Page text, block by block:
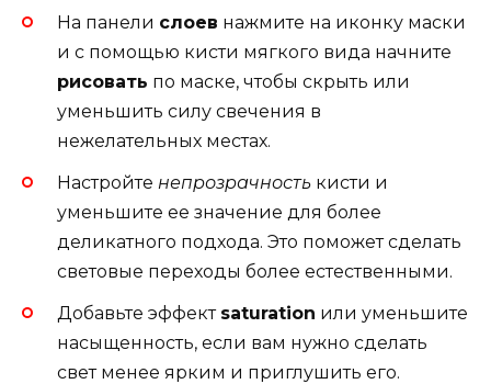
На панели слоев нажмите на иконку маски
и с помощью кисти мягкого вида начните
рисовать по маске, чтобы скрыть или
уменьшить силу свечения в
нежелательных местах.
Настройте непрозрачность кисти и
уменьшите ее значение для более
деликатного подхода. Это поможет сделать
световые переходы более естественными.
Добавьте эффект saturation или уменьшите
насыщенность, если вам нужно сделать
свет менее ярким и приглушить его.